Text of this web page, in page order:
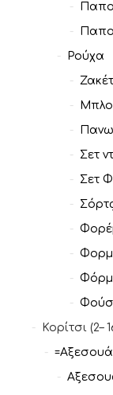
Ρούχα
Σετ
Σετ
Κορίτσι (2–